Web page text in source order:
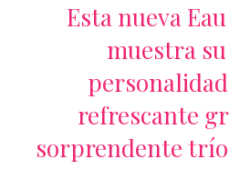
Esta nueva
muestra
refrescante
sorprendente trío